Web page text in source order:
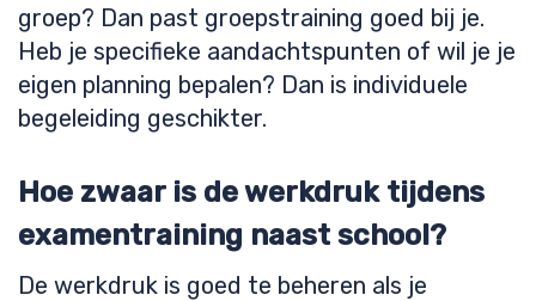
groep? Dan past groepstraining goed bij je.
Heb je specifieke aandachtspunten of wil je je
eigen planning bepalen? Dan is individuele
begeleiding geschikter.
Hoe zwaar is de werkdruk tijdens
examentraining naast school?
De werkdruk is goed te beheren als je